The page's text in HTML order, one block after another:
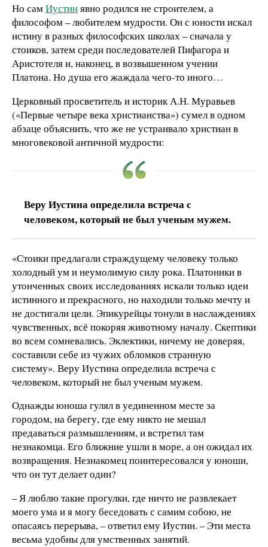
Но самИустинявно родился не строителем, а
философом – любителем мудрости. Он с юности искал
истину в разных философских школах – сначала у
стоиков, затем среди последователей Пифагора и
Аристотеля и, наконец, в возвышенном учении
Платона. Но душа его жаждала чего-то иного…
Церковный просветитель и историк А.Н. Муравьев
(«Первые четыре века христианства») сумел в одном
абзаце объяснить, что же не устраивало христиан в
многовековой античной мудрости:
Веру Иустина определила встреча с
человеком, который не был ученым мужем.
«Стоики предлагали страждущему человеку только
холодный ум и неумолимую силу рока. Платоники в
утонченных своих исследованиях искали только идеи
истинного и прекрасного, но находили только мечту и
не достигали цели. Эпикурейцы тонули в наслаждениях
чувственных, всё покоряя животному началу. Скептики
во всем сомневались. Эклектики, ничему не доверяя,
составили себе из чужих обломков странную
систему». Веру Иустина определила встреча с
человеком, который не был ученым мужем.
Однажды юноша гулял в уединенном месте за
городом, на берегу, где ему никто не мешал
предаваться размышлениям, и встретил там
незнакомца. Его ближние ушли в море, а он ожидал их
возвращения. Незнакомец поинтересовался у юноши,
что он тут делает один?
– Я люблю такие прогулки, где ничто не развлекает
моего ума и я могу беседовать с самим собою, не
опасаясь перерыва, – ответил ему Иустин. – Эти места
весьма удобны для умственных занятий.